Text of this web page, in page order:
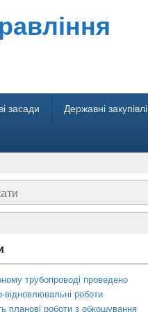
засади Державні закупівлі
трубопроводі проведено
відновлювальні роботи
планові роботи з обкошування